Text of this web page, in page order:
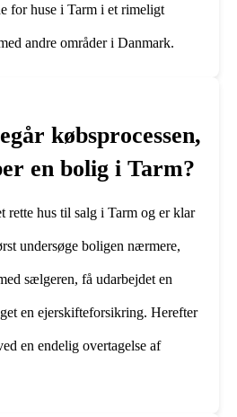
for huse i Tarm i et rimeligt
andre områder i Danmark.
købsprocessen,
en bolig i Tarm?
rette hus til salg i Tarm og er klar
undersøge boligen nærmere,
sælgeren, få udarbejdet en
en ejerskifteforsikring. Herefter
en endelig overtagelse af